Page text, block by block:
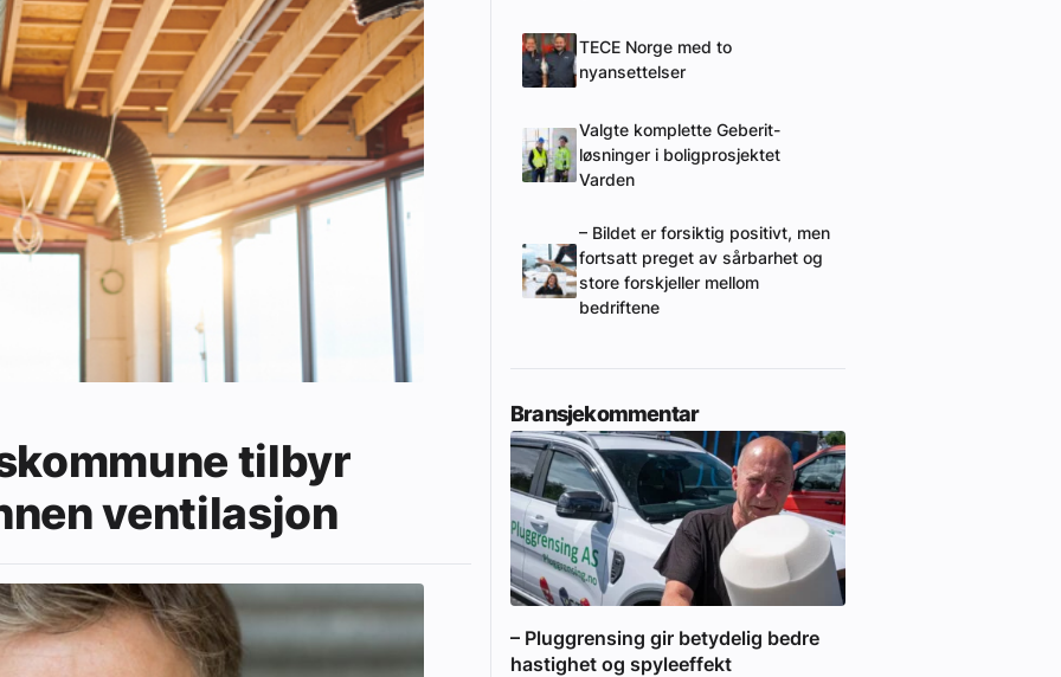
tilbyr
ventilasjon
TECE Norge med to
nyansettelser
Valgte komplette Geberit-
løsninger i boligprosjektet
Varden
– Bildet er forsiktig positivt, men
fortsatt preget av sårbarhet og
store forskjeller mellom
bedriftene
Bransjekommentar
– Pluggrensing gir betydelig bedre
hastighet og spyleeffekt